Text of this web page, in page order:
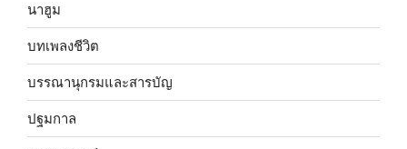
นาฮูม
บทเพลงชีวิต
บรรณานุกรมและสารบัญ
ปฐมกาล